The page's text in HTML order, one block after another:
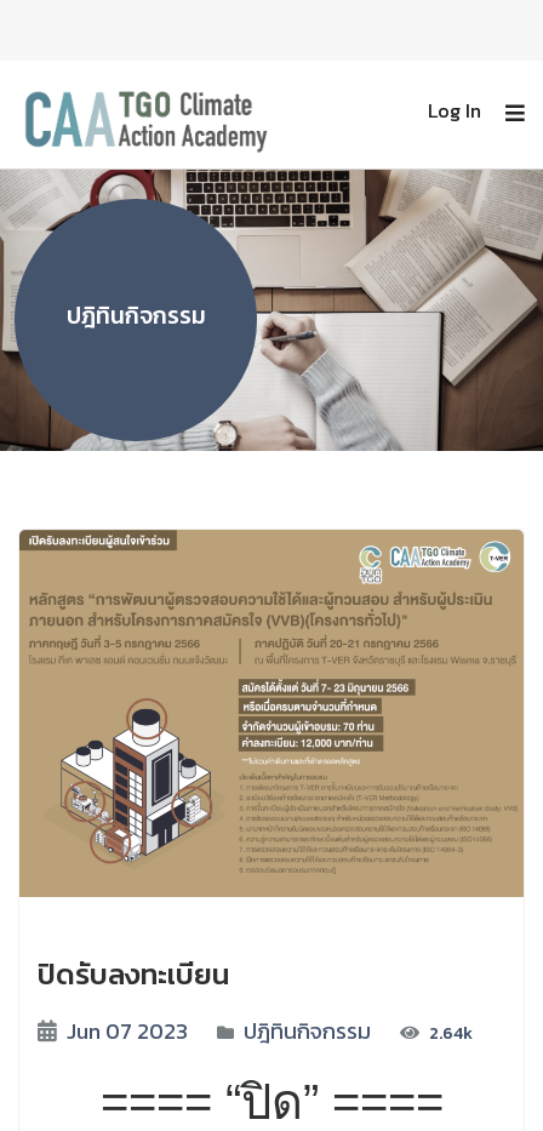
Log In
ปฎิทินกิจกรรม
ปิดรับลงทะเบียน
Jun 07 2023 ปฎิทินกิจกรรม 2.64k
==== “ปิด” ====